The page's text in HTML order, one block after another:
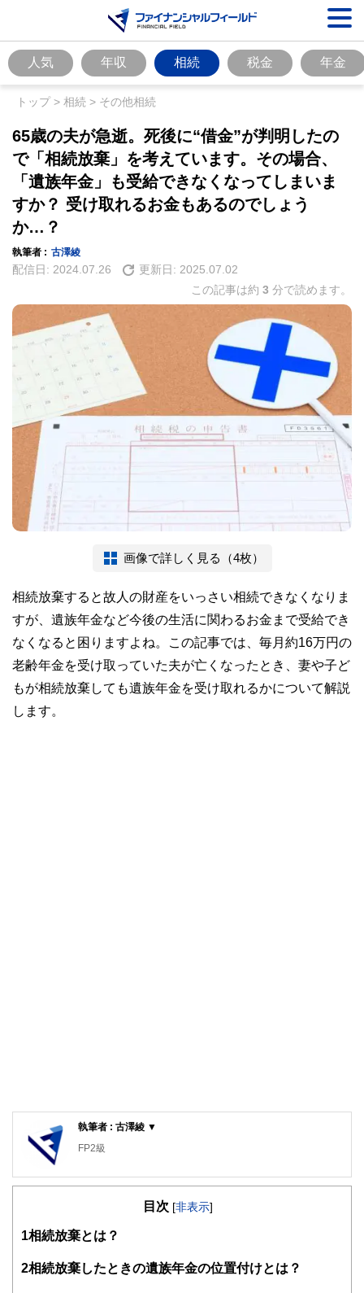
人気 年収 相続 税金 年金
トップ> 相続 > その他相続
65歳の夫が急逝。死後に“借金”が判明したの
で「相続放棄」を考えています。その場合、
「遺族年金」も受給できなくなってしまいま
すか？ 受け取れるお金もあるのでしょう
か…？
執筆者 : 古澤綾
配信日: 2024.07.26 更新日: 2025.07.02
この記事は約 3 分で読めます。
画像で詳しく見る（4枚）
相続放棄すると故人の財産をいっさい相続できなくなりま
すが、遺族年金など今後の生活に関わるお金まで受給でき
なくなると困りますよね。この記事では、毎月約16万円の
老齢年金を受け取っていた夫が亡くなったとき、妻や子ど
もが相続放棄しても遺族年金を受け取れるかについて解説
します。
執筆者 : 古澤綾 ▼
FP2級
目次 [非表示]
1 相続放棄とは？
2相続放棄したときの遺族年金の位置付けとは？